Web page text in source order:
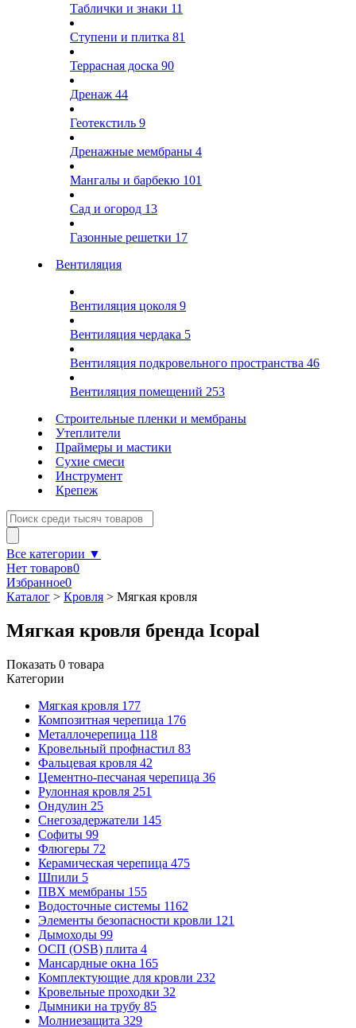
Таблички и знаки 11
Ступени и плитка 81
Террасная доска 90
Дренаж 44
Геотекстиль 9
Дренажные мембраны 4
Мангалы и барбекю 101
Сад и огород 13
Газонные решетки 17
Вентиляция
Вентиляция цоколя 9
Вентиляция чердака 5
Вентиляция подкровельного пространства 46
Вентиляция помещений 253
Строительные пленки и мембраны
Утеплители
Праймеры и мастики
Сухие смеси
Инструмент
Крепеж
Все категории ▼
Нет товаров0
Избранное0
Каталог > Кровля > Мягкая кровля
Мягкая кровля бренда Icopal
Показать 0 товара
Категории
Мягкая кровля 177
Композитная черепица 176
Металлочерепица 118
Кровельный профнастил 83
Фальцевая кровля 42
Цементно-песчаная черепица 36
Рулонная кровля 251
Ондулин 25
Снегозадержатели 145
Софиты 99
Флюгеры 72
Керамическая черепица 475
Шпили 5
ПВХ мембраны 155
Водосточные системы 1162
Элементы безопасности кровли 121
Дымоходы 99
ОСП (OSB) плита 4
Мансардные окна 165
Комплектующие для кровли 232
Кровельные проходки 32
Дымники на трубу 85
Молниезащита 329